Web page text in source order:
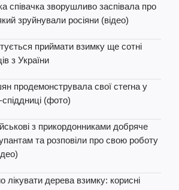
співачка зворушливо заспівала про
зруйнували росіяни (відео)
приймати взимку ще сотні
з України
продемонструвала свої стегна у
спіддниці (фото)
з прикордонниками добряче
та розповіли про свою роботу
лікувати дерева взимку: корисні